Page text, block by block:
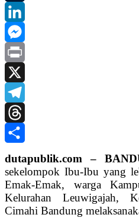
Tumblr
LinkedIn
Messenger
Print
X
Telegram
Threads
Share
dutapublik.com –
sekelompok Ibu-Ibu yang
Emak-Emak, warga
Kelurahan Leuwigajah,
Cimahi Bandung